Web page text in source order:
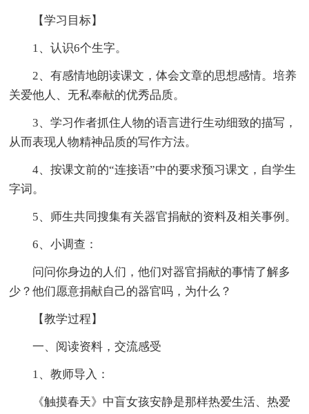
【学习目标】
1、认识6个生字。
2、有感情地朗读课文，体会文章的思想感情。培养
关爱他人、无私奉献的优秀品质。
3、学习作者抓住人物的语言进行生动细致的描写，
从而表现人物精神品质的写作方法。
4、按课文前的“连接语”中的要求预习课文，自学生
字词。
5、师生共同搜集有关器官捐献的资料及相关事例。
6、小调查：
问问你身边的人们，他们对器官捐献的事情了解多
少？他们愿意捐献自己的器官吗，为什么？
【教学过程】
一、阅读资料，交流感受
1、教师导入：
《触摸春天》中盲女孩安静是那样热爱生活、热爱